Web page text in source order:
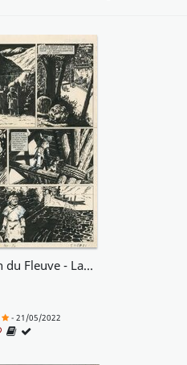
Auclair - Simon du Fleuve - La Ballade de Cheveu-Rouge
- 21/05/2022